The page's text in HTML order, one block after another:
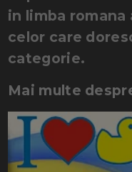
in limba
celor care
categorie.
Mai multe